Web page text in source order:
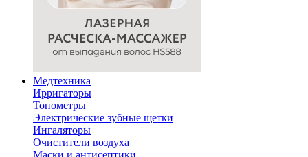
Медтехника
Ирригаторы
Тонометры
Электрические зубные щетки
Ингаляторы
Очистители воздуха
Маски и антисептики